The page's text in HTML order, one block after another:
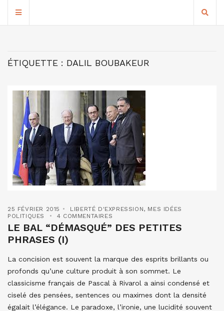
ÉTIQUETTE : DALIL BOUBAKEUR
25 FÉVRIER 2015 LIBERTÉ D'EXPRESSION, MES IDÉES
POLITIQUES
4 COMMENTAIRES
LE BAL “DÉMASQUÉ” DES PETITES
PHRASES (I)
La concision est souvent la marque des esprits brillants ou
profonds qu’une culture produit à son sommet. Le
classicisme français de Pascal à Rivarol a ainsi condensé et
ciselé des pensées, sentences ou maximes dont la densité
égalait l’élégance. Le paradoxe, l’ironie, une lucidité souvent